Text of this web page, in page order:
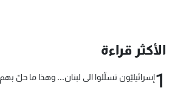
الأكثر قراءة
1إسرائيليّون تسلّلوا الى لبنان... وهذا ما حلّ بهم